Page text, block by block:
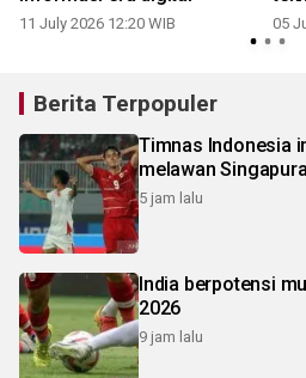
11 July 2026 12:20 WIB 05
Berita Terpopuler
Timnas Indonesia
melawan
5 jam lalu
India berpotensi
2026
9 jam lalu